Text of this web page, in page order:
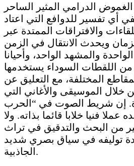
الدرامي المثير الساحر
أي تفسير للدوافع التي اعتاد
والافتراقات الممتدة عبر
ويحدث الانتقال في الزمن
والمشهد الواحد، وأحيانا
اللقطات السوداء يستخدمها
المختلفة، مع التعليق عن
الموسيقى والأغاني التي
إن شريط الصوت في “الحرب
عملا فنيا خلابا قائما بذاته. ولا
من البحث والتدقيق في تراث
توليفه في سياق بصري شديد
الجاذبية.